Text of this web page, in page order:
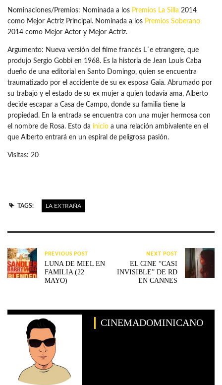
Nominaciones/Premios: Nominada a los Premios La Silla 2014
como Mejor Actriz Principal. Nominada a los Premios Soberano
2014 como Mejor Actor y Mejor Actriz.
Argumento: Nueva versión del filme francés L´e etrangere, que
produjo Sergio Gobbi en 1968. Es la historia de Jean Louis Caba
dueño de una editorial en Santo Domingo, quien se encuentra
traumatizado por el accidente de su ex esposa Gaia. Abrumado por
su trabajo y el estado de su ex mujer a quien todavía ama, Alberto
decide escapar a Casa de Campo, donde su familia tiene la
propiedad. En la entrada se encuentra con una mujer hermosa con
el nombre de Rosa. Esto da inicio a una relación ambivalente en el
que Alberto entrará en un espiral de peligrosa pasión.
Visitas: 20
TAGS: LA EXTRAÑA
PREVIOUS POST
LUNA DE MIEL EN
FAMILIA (22
MAYO)
NEXT POST
EL CINE “CASI
INVISIBLE” DE RD
EN CANNES
CINEMADOMINICANO